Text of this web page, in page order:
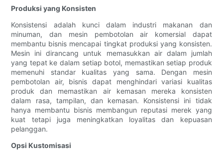
Produksi yang Konsisten
Konsistensi adalah kunci dalam industri makanan dan
minuman, dan mesin pembotolan air komersial dapat
membantu bisnis mencapai tingkat produksi yang konsisten.
Mesin ini dirancang untuk memasukkan air dalam jumlah
yang tepat ke dalam setiap botol, memastikan setiap produk
memenuhi standar kualitas yang sama. Dengan mesin
pembotolan air, bisnis dapat menghindari variasi kualitas
produk dan memastikan air kemasan mereka konsisten
dalam rasa, tampilan, dan kemasan. Konsistensi ini tidak
hanya membantu bisnis membangun reputasi merek yang
kuat tetapi juga meningkatkan loyalitas dan kepuasan
pelanggan.
Opsi Kustomisasi